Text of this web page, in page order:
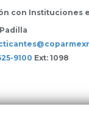
con Instituciones
9100 Ext: 1098